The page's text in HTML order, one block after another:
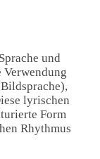
und
lyrischen
Form
Rhythmus